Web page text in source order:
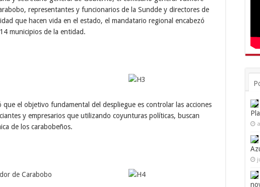
representantes y funcionarios de la Sundde y directores de
que hacen vida en el estado, el mandatario regional encabezó
municipios de la entidad.
que el objetivo fundamental del despliegue es controlar las acciones
y empresarios que utilizando coyunturas políticas, buscan
de los carabobeños.